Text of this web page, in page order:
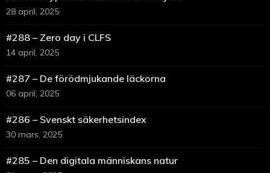
28 april, 2025
#288 – Zero day i CLFS
14 april, 2025
#287 – De förödmjukande läckorna
06 april, 2025
#286 – Svenskt säkerhetsindex
30 mars, 2025
#285 – Den digitala människans natur